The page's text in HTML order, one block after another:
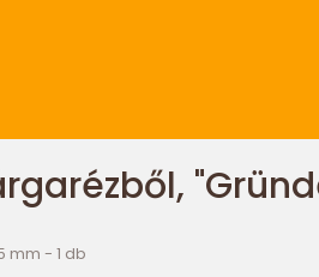
mm - 1 db